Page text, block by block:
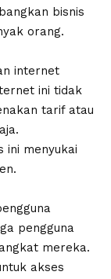
bisnis
orang.
internet
ini tidak
tarif atau
ini menyukai
pengguna
mereka.
akses